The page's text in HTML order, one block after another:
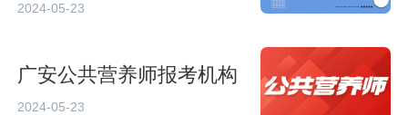
2024-05-23
广安公共营养师报考机构
2024-05-23